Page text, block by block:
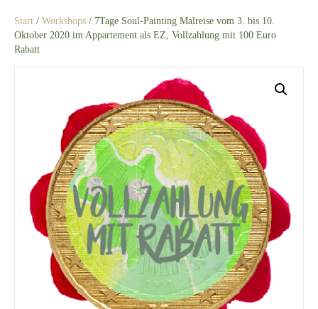
Start / Workshops / 7Tage Soul-Painting Malreise vom 3. bis 10.
Oktober 2020 im Appartement als EZ, Vollzahlung mit 100 Euro
Rabatt